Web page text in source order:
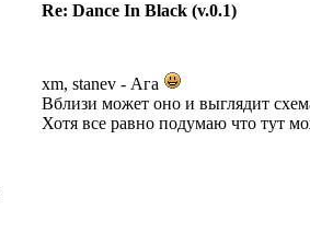
Re: Dance In Black (v.0.1)
xm, stanev - Ага
Вблизи может оно и выглядит
Хотя все равно подумаю что тут